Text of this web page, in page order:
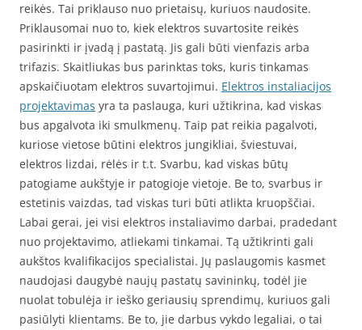
reikės. Tai priklauso nuo prietaisų, kuriuos naudosite.
Priklausomai nuo to, kiek elektros suvartosite reikės
pasirinkti ir įvadą į pastatą. Jis gali būti vienfazis arba
trifazis. Skaitliukas bus parinktas toks, kuris tinkamas
apskaičiuotam elektros suvartojimui. Elektros instaliacijos
projektavimas yra ta paslauga, kuri užtikrina, kad viskas
bus apgalvota iki smulkmenų. Taip pat reikia pagalvoti,
kuriose vietose būtini elektros jungikliai, šviestuvai,
elektros lizdai, rėlės ir t.t. Svarbu, kad viskas būtų
patogiame aukštyje ir patogioje vietoje. Be to, svarbus ir
estetinis vaizdas, tad viskas turi būti atlikta kruopščiai.
Labai gerai, jei visi elektros instaliavimo darbai, pradedant
nuo projektavimo, atliekami tinkamai. Tą užtikrinti gali
aukštos kvalifikacijos specialistai. Jų paslaugomis kasmet
naudojasi daugybė naujų pastatų savininkų, todėl jie
nuolat tobulėja ir ieško geriausių sprendimų, kuriuos gali
pasiūlyti klientams. Be to, jie darbus vykdo legaliai, o tai